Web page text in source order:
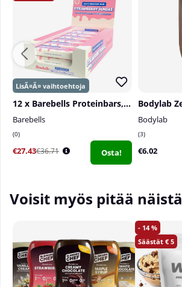
12 x Barebells Proteinbars, 55 g
Barebells
0
€27.43€36.71 Osta!
Bodylab
3
€6.02
Voisit myös pitää näistä
14
5